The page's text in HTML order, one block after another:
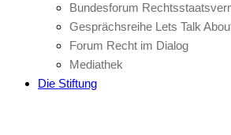
Bundesforum
Gesprächsreihe Lets Talk
Forum Recht im Dialog
Mediathek
Die Stiftung